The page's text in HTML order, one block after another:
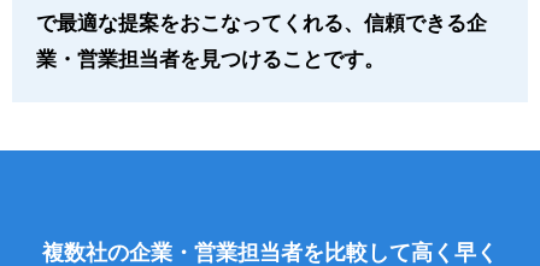
で最適な提案をおこなってくれる、信頼できる企
業・営業担当者を見つけることです。
複数社の企業・営業担当者を比較して高く早く